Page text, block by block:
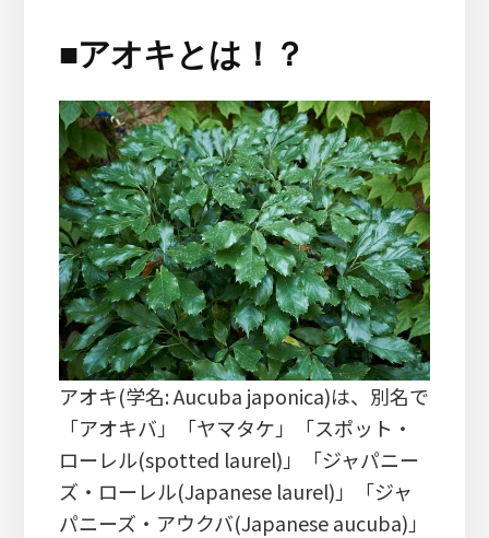
■アオキとは！？
アオキ(学名: Aucuba japonica)は、別名で
「アオキバ」「ヤマタケ」「スポット・
ローレル(spotted laurel)」「ジャパニー
ズ・ローレル(Japanese laurel)」「ジャ
パニーズ・アウクバ(Japanese aucuba)」